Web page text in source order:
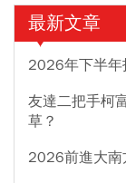
最新文章
2026年下半年
友達二把手柯
草？
2026前進大南